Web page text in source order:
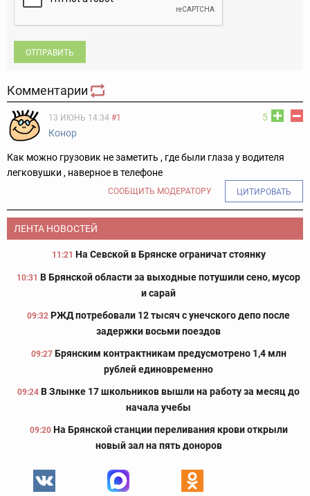
ОТПРАВИТЬ
Комментарии
5
13 ИЮНЬ 14:34 #1
Конор
Как можно грузовик не заметить , где были глаза у водителя
легковушки , наверное в телефоне
СООБЩИТЬ МОДЕРАТОРУ ЦИТИРОВАТЬ
ЛЕНТА НОВОСТЕЙ
11:21 На Севской в Брянске ограничат стоянку
10:31 В Брянской области за выходные потушили сено, мусор
и сарай
09:32 РЖД потребовали 12 тысяч с унечского депо после
задержки восьми поездов
09:27 Брянским контрактникам предусмотрено 1,4 млн
рублей единовременно
09:24 В Злынке 17 школьников вышли на работу за месяц до
начала учебы
09:20 На Брянской станции переливания крови открыли
новый зал на пять доноров